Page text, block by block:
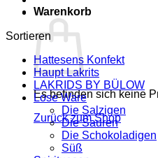
Warenkorb
Es befinden sich keine
Zurück zum Shop
Sortieren
Hattesens Konfekt
Haupt Lakrits
LAKRIDS BY BÜLOW
Lose Ware
Die Salzigen
Die Sauren
Die Schokoladigen
Süß